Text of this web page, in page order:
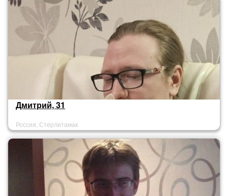
Дмитрий, 31
Россия, Стерлитамак